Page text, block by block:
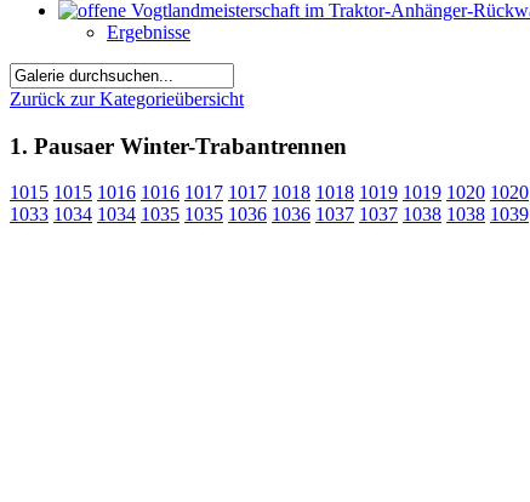
Ergebnisse
Zurück zur Kategorieübersicht
1. Pausaer Winter-Trabantrennen
1015 1015 1016 1016 1017 1017 1018 1018 1019 1019 1020 1020
1033 1034 1034 1035 1035 1036 1036 1037 1037 1038 1038 1039